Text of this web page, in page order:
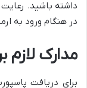
داشته باشید.
در هنگام ورود به
مدارک لازم